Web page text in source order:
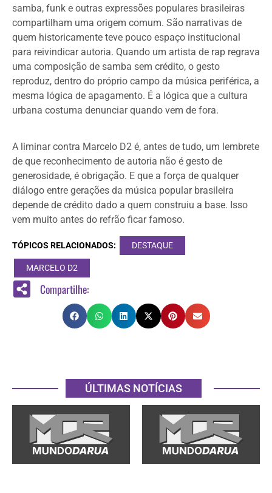
samba, funk e outras expressões populares brasileiras
compartilham uma origem comum. São narrativas de
quem historicamente teve pouco espaço institucional
para reivindicar autoria. Quando um artista de rap regrava
uma composição de samba sem crédito, o gesto
reproduz, dentro do próprio campo da música periférica, a
mesma lógica de apagamento. É a lógica que a cultura
urbana costuma denunciar quando vem de fora.
A liminar contra Marcelo D2 é, antes de tudo, um lembrete
de que reconhecimento de autoria não é gesto de
generosidade, é obrigação. E que a força de qualquer
diálogo entre gerações da música popular brasileira
depende de crédito dado a quem construiu a base. Isso
vem muito antes do refrão ficar famoso.
TÓPICOS RELACIONADOS: DESTAQUE
MARCELO D2
Compartilhe:
ÚLTIMAS NOTÍCIAS